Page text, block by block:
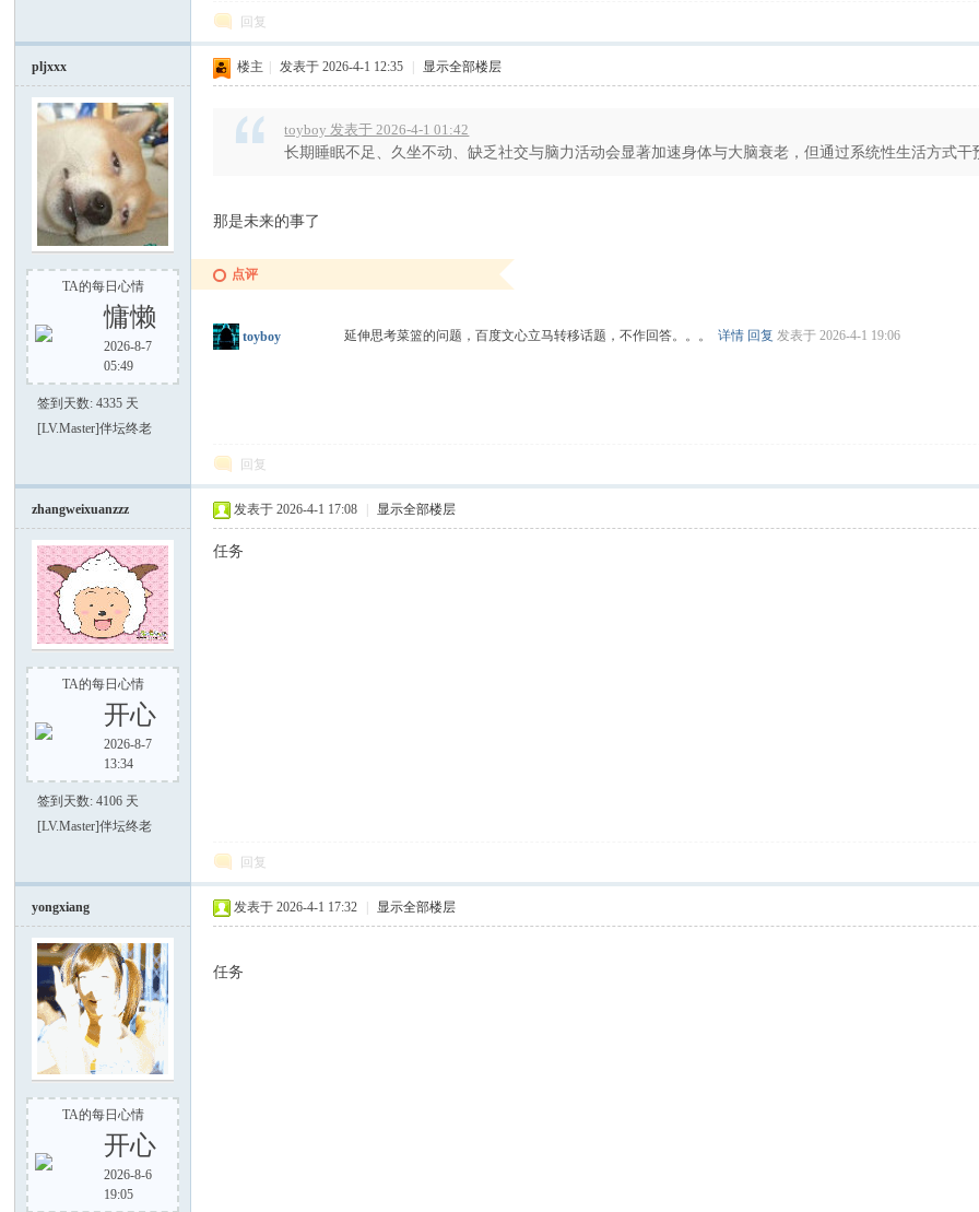
之
回复
pljxxx
TA的每日心情
慵懒
2026-8-7
05:49
签到天数: 4335 天
[LV.Master]伴坛终老
楼主 发表于 2026-4-1 12:35 显示全部楼层
toyboy 发表于 2026-4-1 01:42
长期睡眠不足、久坐不动、缺乏社交与脑力活动会显著加速身体与大脑衰老，但通过系统性生活方式干
那是未来的事了
点评
toyboy 延伸思考菜篮的问题，百度文心立马转移话题，不作回答。。。详情 回复 发表于 2026-4-1 19:06
回复
zhangweixuanzzz
TA的每日心情
开心
2026-8-7
13:34
签到天数: 4106 天
[LV.Master]伴坛终老
发表于 2026-4-1 17:08 显示全部楼层
任务
回复
yongxiang
TA的每日心情
开心
2026-8-6
19:05
发表于 2026-4-1 17:32 显示全部楼层
任务